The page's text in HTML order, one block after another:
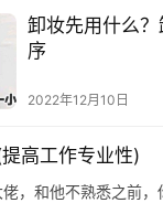
卸妆先用什么
序
2022年12月10日
高工作专业性)
，和他不熟悉之前